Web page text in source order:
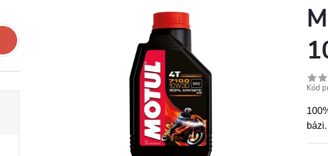
Kód
bázi.